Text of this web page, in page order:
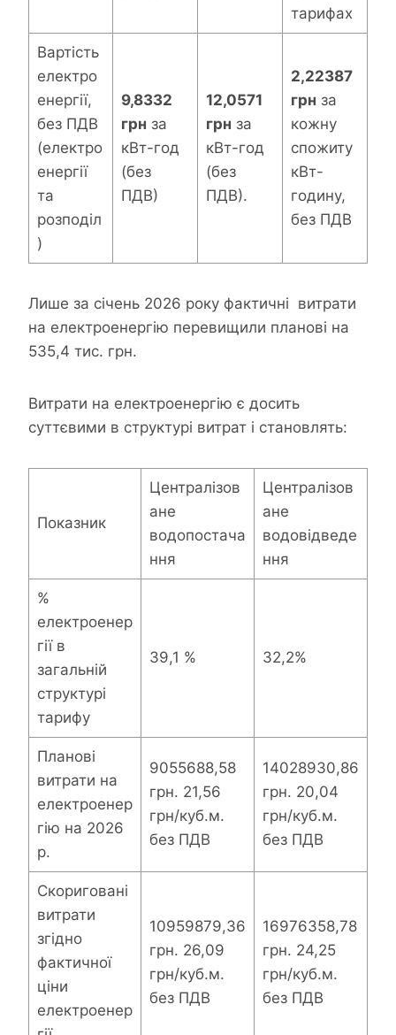
тарифах
Вартість
електро
енергії,
без ПДВ
(електро
енергії
та
розподіл
)
9,8332
грн за
кВт-год
(без
ПДВ)
12,0571
грн за
кВт-год
(без
ПДВ).
2,22387
грн за
кожну
спожиту
кВт-
годину,
без ПДВ
Лише за січень 2026 року фактичні витрати
на електроенергію перевищили планові на
535,4 тис. грн.
Витрати на електроенергію є досить
суттєвими в структурі витрат і становлять:
Показник
Централізов
ане
водопостача
ння
Централізов
ане
водовідведе
ння
%
електроенер
гії в
загальній
структурі
тарифу
39,1 % 32,2%
Планові
витрати на
електроенер
гію на 2026
р.
9055688,58
грн. 21,56
грн/куб.м.
без ПДВ
14028930,86
грн. 20,04
грн/куб.м.
без ПДВ
Скориговані
витрати
згідно
фактичної
ціни
електроенер
10959879,36
грн. 26,09
грн/куб.м.
без ПДВ
16976358,78
грн. 24,25
грн/куб.м.
без ПДВ